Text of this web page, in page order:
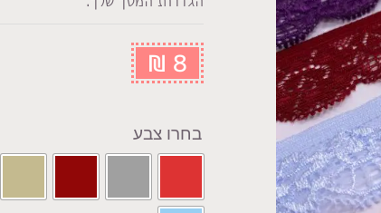
₪ 8
צבע